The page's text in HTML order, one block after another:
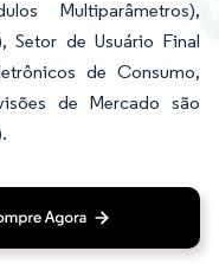
Multiparâmetros),
Setor de Usuário Final
de Consumo,
de Mercado são